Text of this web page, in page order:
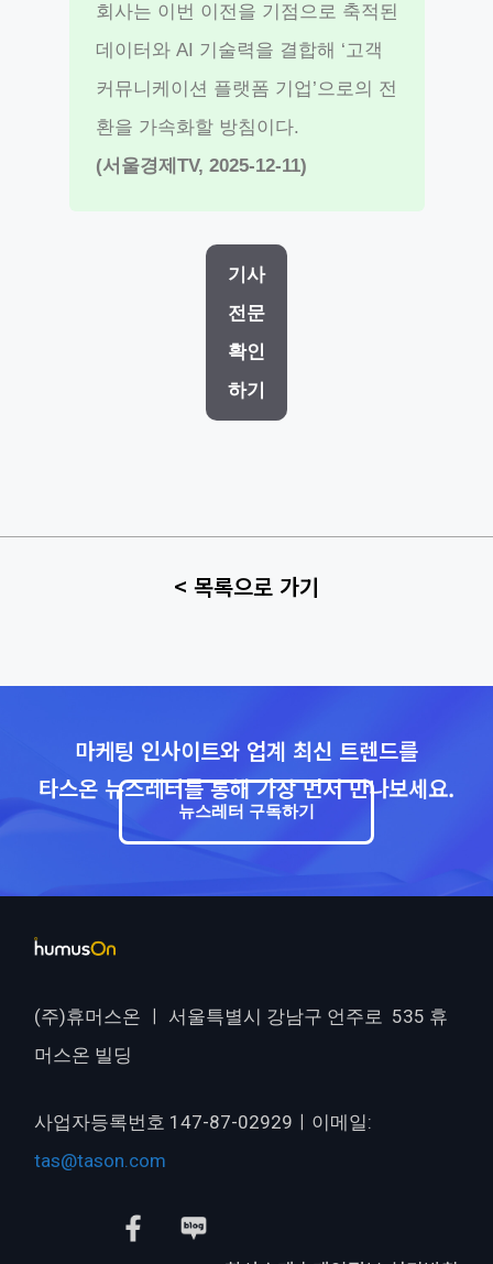
회사는 이번 이전을 기점으로 축적된
데이터와 AI 기술력을 결합해 ‘고객
커뮤니케이션 플랫폼 기업’으로의 전
환을 가속화할 방침이다.
(서울경제TV, 2025-12-11)
기사
전문
확인
하기
< 목록으로 가기
마케팅 인사이트와 업계 최신 트렌드를
타스온 뉴스레터를 통해 가장 먼저 만나보세요.
뉴스레터 구독하기
(주)휴머스온 ㅣ 서울특별시 강남구 언주로 535 휴
머스온 빌딩
사업자등록번호 147-87-02929ㅣ이메일:
tas@tason.com